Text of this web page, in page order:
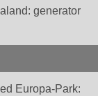
generator
Europa-Park: